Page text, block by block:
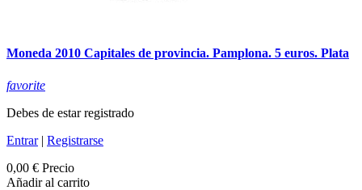
Moneda 2010 Capitales de provincia. Pamplona. 5 euros. Plata
favorite
Debes de estar registrado
Entrar| Registrarse
0,00 € Precio
Añadir al carrito